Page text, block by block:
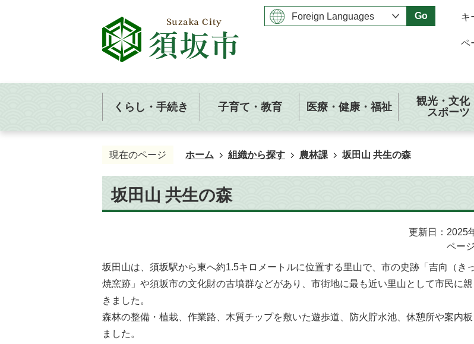
Go キ
ペ
くらし・手続き 子育て・教育 医療・健康・福祉
観光・文化
スポーツ
現在のページ ホーム 組織から探す 農林課 坂田山 共生の森
坂田山 共生の森
更新日：2025
ペー
坂田山は、須坂駅から東へ約1.5キロメートルに位置する里山で、市の史跡「吉向（きっ
焼窯跡」や須坂市の文化財の古墳群などがあり、市街地に最も近い里山として市民に
きました。
森林の整備・植栽、作業路、木質チップを敷いた遊歩道、防火貯水池、休憩所や案内
ました。